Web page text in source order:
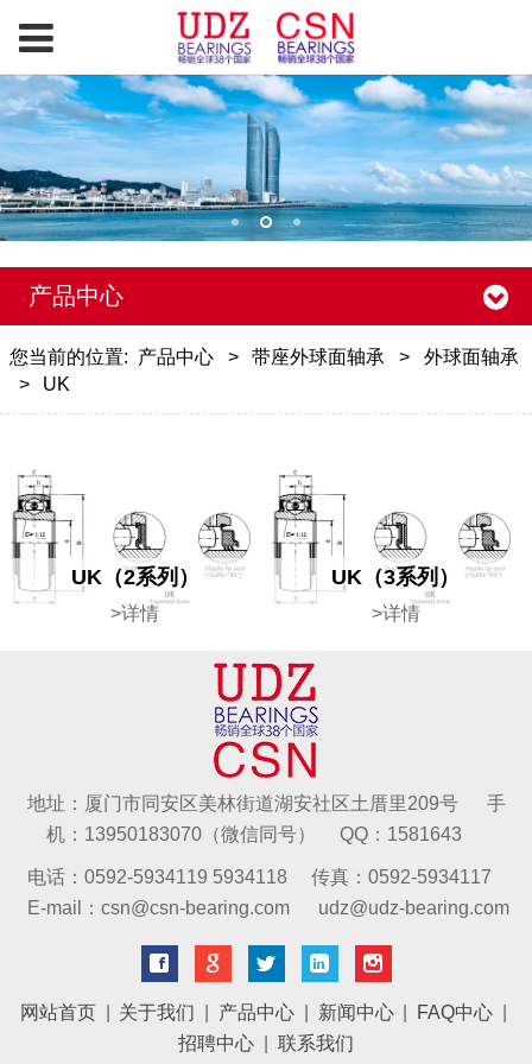
产品中心
您当前的位置: 产品中心 > 带座外球面轴承 >
外球面轴承
>
UK
UK（2系列）
>详情
UK（3系列）
>详情
地址：厦门市同安区美林街道湖安社区土厝里209号 手
机：13950183070（微信同号） QQ：1581643
电话：0592-5934119 5934118 传真：0592-5934117
E-mail：csn@csn-bearing.com udz@udz-bearing.com
网站首页 关于我们 产品中心 新闻中心 FAQ中心
招聘中心
联系我们